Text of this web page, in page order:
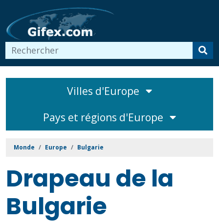
Villes d'Europe
Pays et régions d'Europe
Monde Europe Bulgarie
Drapeau de la
Bulgarie